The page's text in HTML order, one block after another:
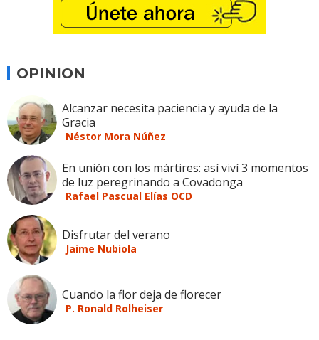
OPINION
Alcanzar necesita paciencia y ayuda de la
Gracia
Néstor Mora Núñez
En unión con los mártires: así viví 3 momentos
de luz peregrinando a Covadonga
Rafael Pascual Elías OCD
Disfrutar del verano
Jaime Nubiola
Cuando la flor deja de florecer
P. Ronald Rolheiser